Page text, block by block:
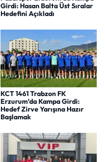
Girdi: Hasan Balta Üst Sıralar
Hedefini Açıkladı
KCT 1461 Trabzon FK
Erzurum’da Kampa Girdi:
Hedef Zirve Yarışına Hazır
Başlamak